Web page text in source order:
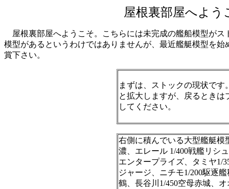
屋根裏部屋へよう
屋根裏部屋へようこそ。こちらには未完成の艦船模型が
模型があるというわけではありませんが、最近艦艇模型を
賞下さい。
まずは、ストックの現状で
と拡大しますが、戻るときは
してください。
右側に積んでいる大型艦艇模
濃、エレール 1/400戦艦リシ
エンタープライズ、タミヤ1/
ジャージ、ニチモ1/200駆逐
鶴、長谷川1/450空母赤城、